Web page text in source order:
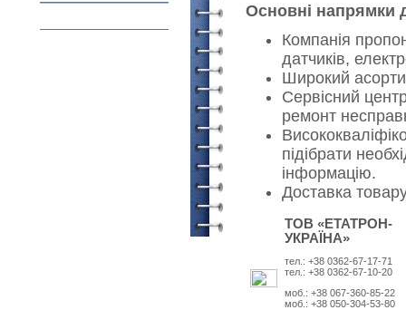
Основні напрямки
Компанія
датчиків,
Широкий
Сервісний
ремонт
підібрати
інформацію.
Доставка
ТОВ «ЕТАТРОН-
УКРАЇНА»
тел.: +38 0362-67-17-71
тел.: +38 0362-67-10-20
моб.: +38 067-360-85-22
моб.: +38 050-304-53-80